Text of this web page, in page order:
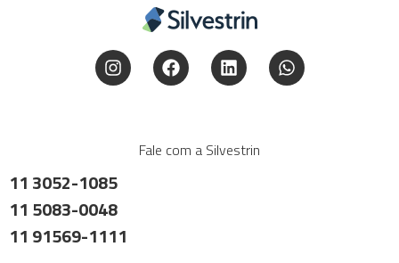
Fale com a Silvestrin
11 3052-1085
11 5083-0048
11 91569-1111